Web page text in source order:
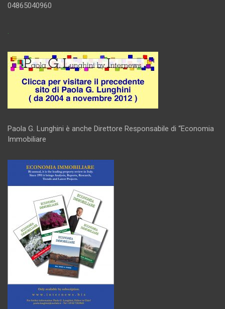
04865040960
.
Paola G. Lunghini è anche Direttore Responsabile di “Economia
Immobiliare